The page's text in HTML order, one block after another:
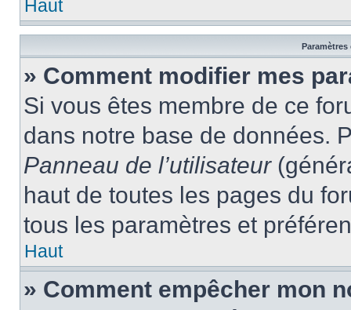
Haut
Paramètres
» Comment modifier mes
Si vous êtes membre de ce
dans notre base de données.
Panneau de l’utilisateur
haut de toutes les pages du
tous les paramètres et
Haut
» Comment empêcher mon